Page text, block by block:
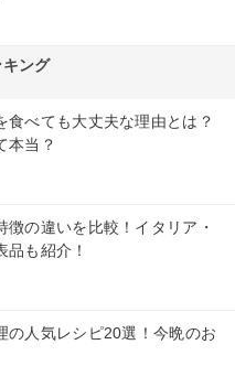
ング
食べても大丈夫な理由とは？
本当？
徴の違いを比較！イタリア・
品も紹介！
の人気レシピ20選！今晩のお